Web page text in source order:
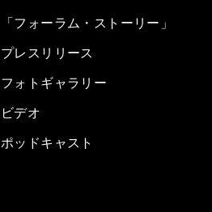
「フォーラム・ストーリー」
プレスリリース
フォトギャラリー
ビデオ
ポッドキャスト